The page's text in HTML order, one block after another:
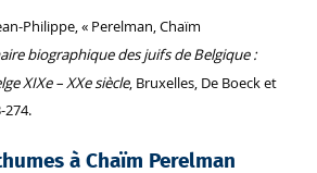
Philippe, « Perelman, Chaïm
biographique des juifs de Belgique :
XIXe – XXe siècle, Bruxelles, De Boeck et
274.
à Chaïm Perelman